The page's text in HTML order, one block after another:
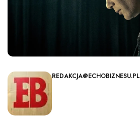
REDAKCJA@ECHOBIZNESU.PL